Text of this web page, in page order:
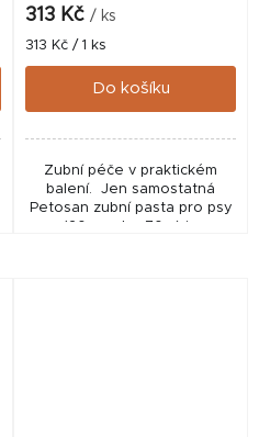
313 Kč / ks
Měrná
cena:
313 Kč / 1 ks
Do košíku
Zubní péče v praktickém
balení. Jen samostatná
Petosan zubní pasta pro psy
(20 g nebo 70 g) je